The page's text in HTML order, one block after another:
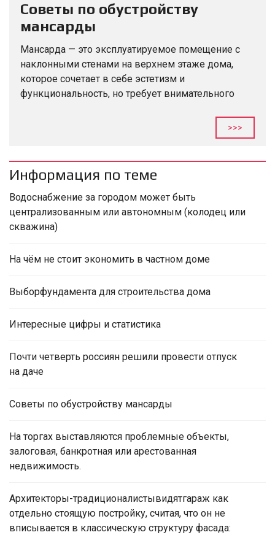
Советы по обустройству
мансарды
Мансарда — это эксплуатируемое помещение с
наклонными стенами на верхнем этаже дома,
которое сочетает в себе эстетизм и
функциональность, но требует внимательного
Юридически мансарда может считаться этажом,
>>>
Информация по теме
Водоснабжение за городом может быть
централизованным или автономным (колодец или
скважина)
На чём не стоит экономить в частном доме
Выборфундамента для строительства дома
Интересные цифры и статистика
Почти четверть россиян решили провести отпуск
на даче
Советы по обустройству мансарды
На торгах выставляются проблемные объекты,
залоговая, банкротная или арестованная
недвижимость.
Архитекторы-традиционалистывидятгараж как
отдельно стоящую постройку, считая, что он не
вписывается в классическую структуру фасада: